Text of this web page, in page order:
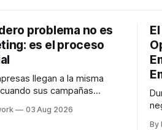
problema no es
es el proceso
llegan a la misma
sus campañas
funciona". Sin embargo,
03 Aug 2026
By